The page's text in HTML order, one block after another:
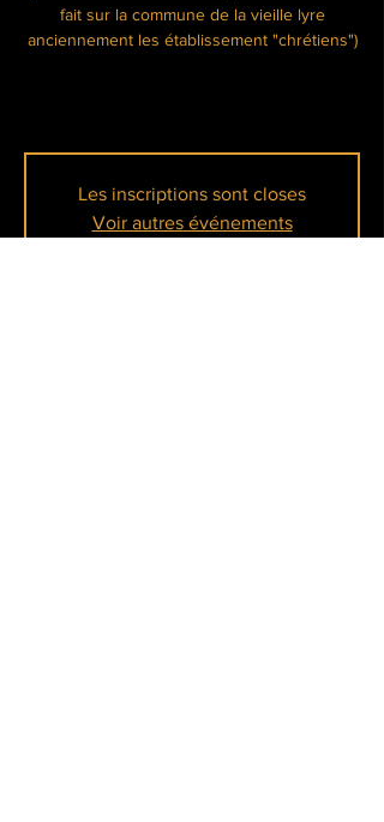
fait sur la commune de la vieille lyre
anciennement les établissement "chrétiens")
Les inscriptions sont closes
Voir autres événements